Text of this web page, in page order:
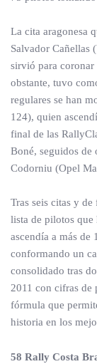
La cita aragonesa
Salvador Cañellas
sirvió para
obstante, tuvo
regulares se han
124), quien
final de las
Boné, seguidos de
Codorniu (Opel
Tras seis citas y
lista de pilotos que
ascendía a más
conformando un
consolidado tras
2011 con cifras de
fórmula que
historia en los
58 Rally Costa